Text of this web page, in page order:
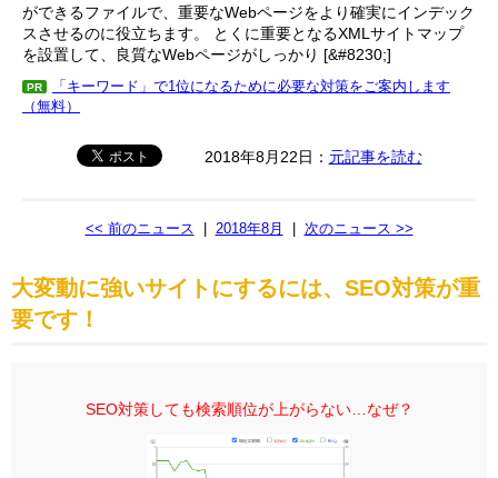
ができるファイルで、重要なWebページをより確実にインデック
スさせるのに役立ちます。 とくに重要となるXMLサイトマップ
を設置して、良質なWebページがしっかり [&#8230;]
PR
「キーワード」で1位になるために必要な対策をご案内します
（無料）
2018年8月22日： 元記事を読む
<< 前のニュース 2018年8月 次のニュース >>
大変動に強いサイトにするには、SEO対策が重
要です！
SEO対策しても検索順位が上がらない…なぜ？